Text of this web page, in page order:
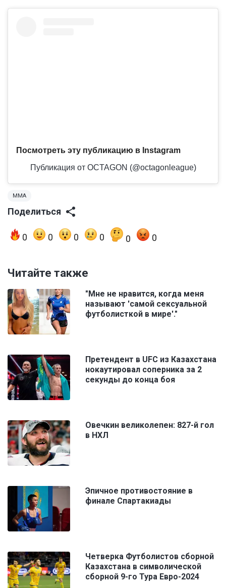
Посмотреть эту публикацию в Instagram
Публикация от OCTAGON (@octagonleague)
ММА
Поделиться
0 0 0 0 0 0
Читайте также
"Мне не нравится, когда меня
называют 'самой сексуальной
футболисткой в мире'."
Претендент в UFC из Казахстана
нокаутировал соперника за 2
секунды до конца боя
Овечкин великолепен: 827-й гол
в НХЛ
Эпичное противостояние в
финале Спартакиады
Четверка Футболистов сборной
Казахстана в символической
сборной 9-го Тура Евро-2024